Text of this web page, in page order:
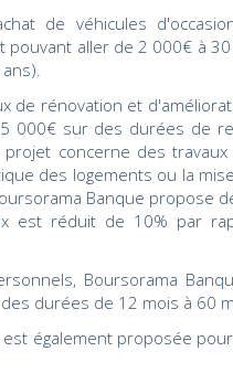
de véhicules
aller de 2 000€ à
de rénovation et
000€ sur des durées de
concerne des
des logements ou la
Banque propose
est réduit de 10% par
Boursorama
durées de 12 mois à 60
également proposée